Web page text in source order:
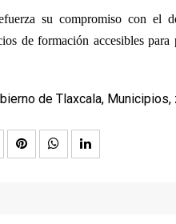
su compromiso con el
de formación accesibles
de Tlaxcala, Municipios,